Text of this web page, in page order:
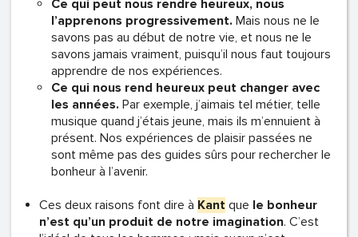
Ce qui peut nous rendre heureux, nous
l’apprenons progressivement. Mais nous ne le
savons pas au début de notre vie, et nous ne le
savons jamais vraiment, puisqu’il nous faut toujours
apprendre de nos expériences.
Ce qui nous rend heureux peut changer avec
les années. Par exemple, j’aimais tel métier, telle
musique quand j’étais jeune, mais ils m’ennuient à
présent. Nos expériences de plaisir passées ne
sont même pas des guides sûrs pour rechercher le
bonheur à l’avenir.
Ces deux raisons font dire à Kant que le bonheur
n’est qu’un produit de notre imagination. C’est